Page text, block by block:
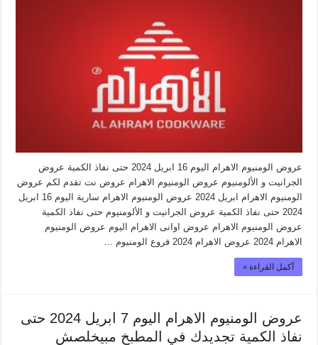
عروض الومنيوم الاهرام اليوم 16 ابريل 2024 حتى نفاذ الكمية عروض
الجرانيت و الألومنيوم عروض الومنيوم الاهرام عروض نت تقدم لكم عروض
الومنيوم الاهرام ابريل 2024 عروض الومنيوم الاهرام سارية اليوم 16 ابريل
2024 حتى نفاذ الكمية عروض الجرانيت و الألومنيوم حتى نفاذ الكمية
عروض الومنيوم الاهرام عروض اوانى الاهرام اليوم عروض الومنيوم
الاهرام 2024 عروض الاهرام 2024 فروع الومنيوم …
أكمل القراءة »
عروض الومنيوم الاهرام اليوم 7 ابريل 2024 حتى
نفاذ الكمية تجديدك في المطبخ مبيخلصش